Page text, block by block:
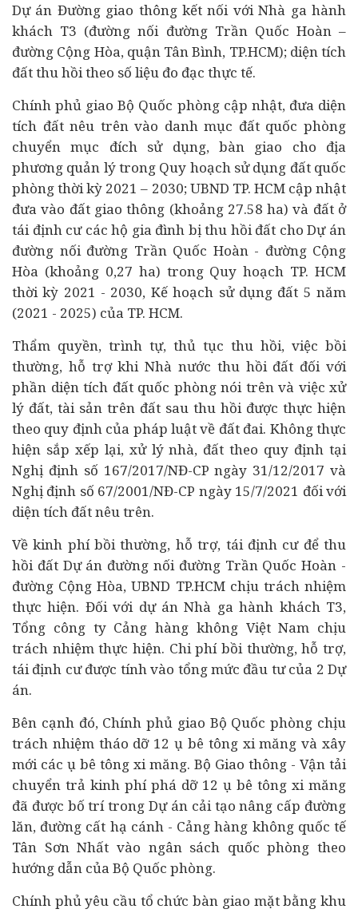
Dự án Đường giao thông kết nối với Nhà ga hành
khách T3 (đường nối đường Trần Quốc Hoàn –
đường Cộng Hòa, quận Tân Bình, TP.HCM); diện tích
đất thu hồi theo số liệu đo đạc thực tế.
Chính phủ giao Bộ Quốc phòng cập nhật, đưa diện
tích đất nêu trên vào danh mục đất quốc phòng
chuyển mục đích sử dụng, bàn giao cho địa
phương quản lý trong Quy hoạch sử dụng đất quốc
phòng thời kỳ 2021 – 2030; UBND TP. HCM cập nhật
đưa vào đất giao thông (khoảng 27.58 ha) và đất ở
tái định cư các hộ gia đình bị thu hồi đất cho Dự án
đường nối đường Trần Quốc Hoàn - đường Cộng
Hòa (khoảng 0,27 ha) trong Quy hoạch TP. HCM
thời kỳ 2021 - 2030, Kế hoạch sử dụng đất 5 năm
(2021 - 2025) của TP. HCM.
Thẩm quyền, trình tự, thủ tục thu hồi, việc bồi
thường, hỗ trợ khi Nhà nước thu hồi đất đối với
phần diện tích đất quốc phòng nói trên và việc xử
lý đất, tài sản trên đất sau thu hồi được thực hiện
theo quy định của pháp luật về đất đai. Không thực
hiện sắp xếp lại, xử lý nhà, đất theo quy định tại
Nghị định số 167/2017/NĐ-CP ngày 31/12/2017 và
Nghị định số 67/2001/NĐ-CP ngày 15/7/2021 đối với
diện tích đất nêu trên.
Về kinh phí bồi thường, hỗ trợ, tái định cư để thu
hồi đất Dự án đường nối đường Trần Quốc Hoàn -
đường Cộng Hòa, UBND TP.HCM chịu trách nhiệm
thực hiện. Đối với dự án Nhà ga hành khách T3,
Tổng công ty Cảng hàng không Việt Nam chịu
trách nhiệm thực hiện. Chi phí bồi thường, hỗ trợ,
tái định cư được tính vào tổng mức đầu tưcủa 2 Dự
án.
Bên cạnh đó, Chính phủ giao Bộ Quốc phòng chịu
trách nhiệm tháo dỡ 12 ụ bê tông xi măng và xây
mới các ụ bê tông xi măng. Bộ Giao thông - Vận tải
chuyển trả kinh phí phá dỡ 12 ụ bê tông xi măng
đã được bố trí trong Dự án cải tạo nâng cấp đường
lăn, đường cất hạ cánh - Cảng hàng không quốc tế
Tân Sơn Nhất vào ngân sách quốc phòng theo
hướng dẫn của Bộ Quốc phòng.
Chính phủ yêu cầu tổ chức bàn giao mặt bằng khu